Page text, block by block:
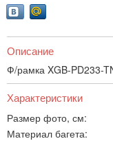
Описание
Ф/рамка XGB-PD233-
Характеристики
Размер фото, см:
Материал багета: